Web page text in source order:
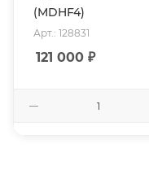
(MDHF4)
Арт.: 128831
121 000 ₽